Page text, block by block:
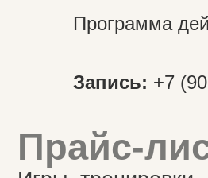
Программа
Запись: +7